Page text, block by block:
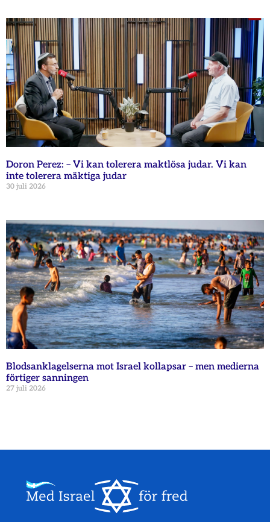
Doron Perez: – Vi kan tolerera maktlösa judar. Vi kan
inte tolerera mäktiga judar
30 juli 2026
Blodsanklagelserna mot Israel kollapsar – men medierna
förtiger sanningen
27 juli 2026